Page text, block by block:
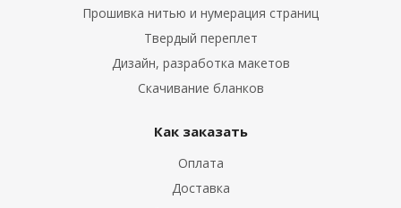
Прошивка нитью и нумерация страниц
Твердый переплет
Дизайн, разработка макетов
Скачивание бланков
Как заказать
Оплата
Доставка